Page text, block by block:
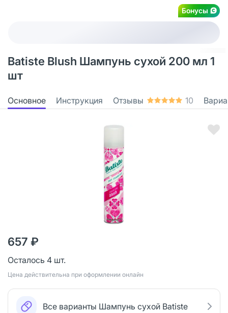
Бонусы
Batiste Blush Шампунь сухой 200 мл 1
шт
Основное Инструкция Отзывы 10
657 ₽
Осталось 4 шт.
Цена действительна при оформлении онлайн
Все варианты Шампунь сухой Batiste